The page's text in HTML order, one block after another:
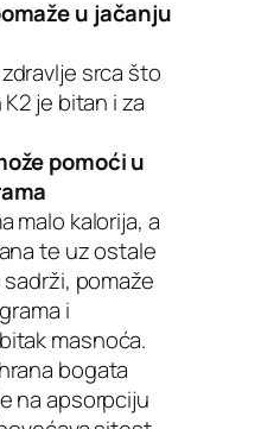
u jačanju
srca što
je bitan i za
pomoći u
malo kalorija, a
te uz ostale
pomaže
i
masnoća.
bogata
na apsorpciju